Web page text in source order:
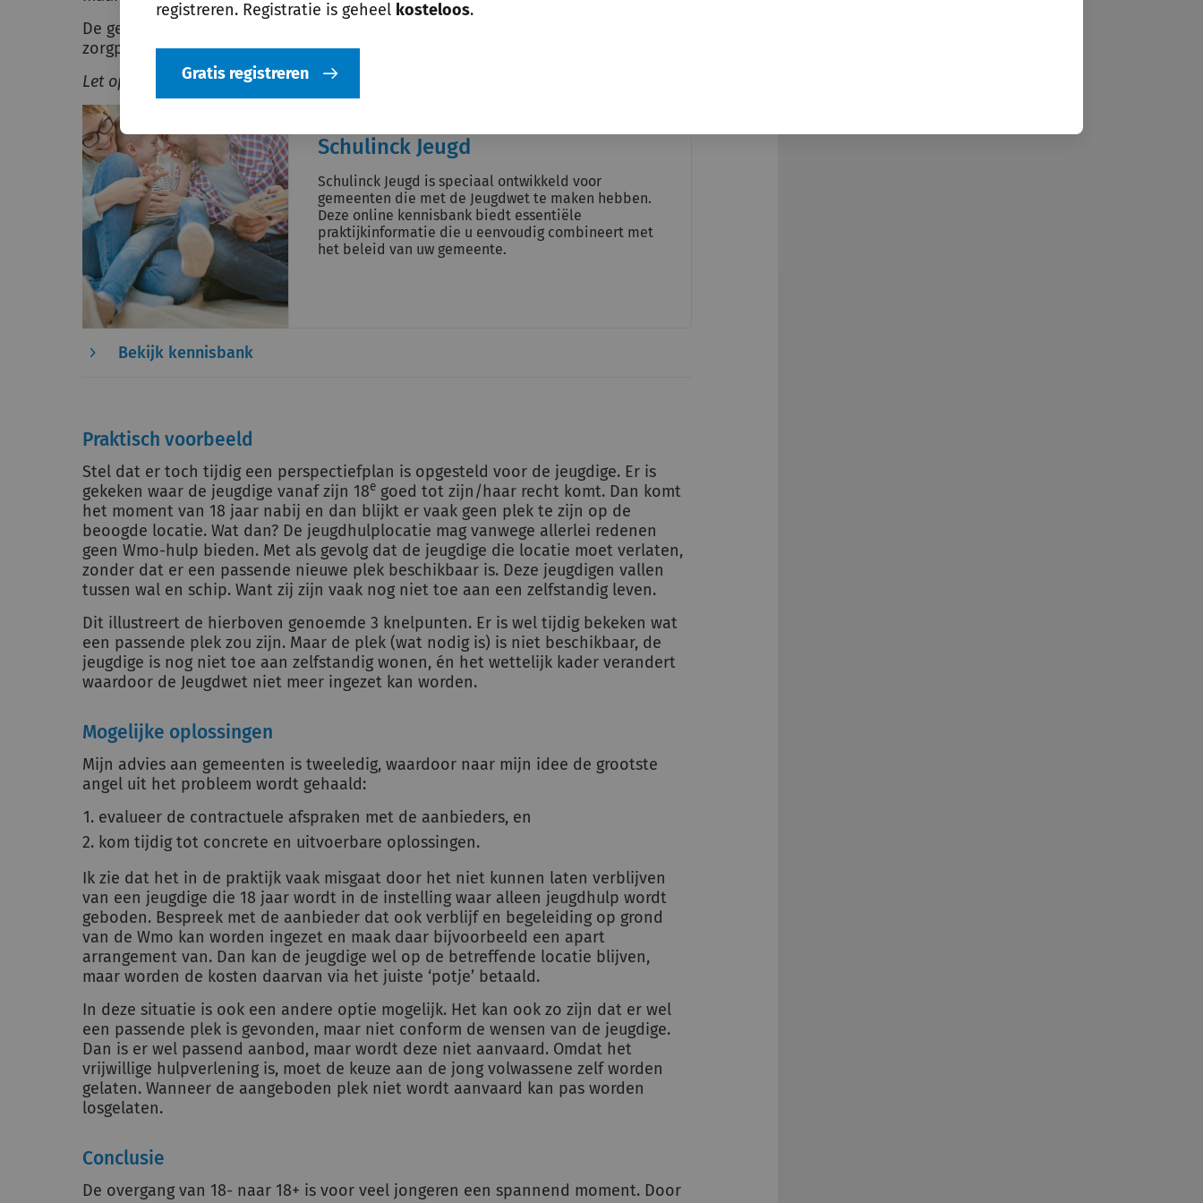
registreren. Registratie is geheel kosteloos.
Gratis registreren
De gemeente moet hier iets mee. Want vanuit het maatschappelijk belang en de
zorgplicht die een gemeente heeft, is loslaten zonder goed vervolg geen optie.
Let op: tekst loopt door onder afbeelding.
Schulinck Jeugd
Schulinck Jeugd is speciaal ontwikkeld voor
gemeenten die met de Jeugdwet te maken hebben.
Deze online kennisbank biedt essentiële
praktijkinformatie die u eenvoudig combineert met
het beleid van uw gemeente.
Bekijk kennisbank
Praktisch voorbeeld
Stel dat er toch tijdig een perspectiefplan is opgesteld voor de jeugdige. Er is
gekeken waar de jeugdige vanaf zijn 18e goed tot zijn/haar recht komt. Dan komt
het moment van 18 jaar nabij en dan blijkt er vaak geen plek te zijn op de
beoogde locatie. Wat dan? De jeugdhulplocatie mag vanwege allerlei redenen
geen Wmo-hulp bieden. Met als gevolg dat de jeugdige die locatie moet verlaten,
zonder dat er een passende nieuwe plek beschikbaar is. Deze jeugdigen vallen
tussen wal en schip. Want zij zijn vaak nog niet toe aan een zelfstandig leven.
Dit illustreert de hierboven genoemde 3 knelpunten. Er is wel tijdig bekeken wat
een passende plek zou zijn. Maar de plek (wat nodig is) is niet beschikbaar, de
jeugdige is nog niet toe aan zelfstandig wonen, én het wettelijk kader verandert
waardoor de Jeugdwet niet meer ingezet kan worden.
Mogelijke oplossingen
Mijn advies aan gemeenten is tweeledig, waardoor naar mijn idee de grootste
angel uit het probleem wordt gehaald:
evalueer de contractuele afspraken met de aanbieders, en
kom tijdig tot concrete en uitvoerbare oplossingen.
Ik zie dat het in de praktijk vaak misgaat door het niet kunnen laten verblijven
van een jeugdige die 18 jaar wordt in de instelling waar alleen jeugdhulp wordt
geboden. Bespreek met de aanbieder dat ook verblijf en begeleiding op grond
van de Wmo kan worden ingezet en maak daar bijvoorbeeld een apart
arrangement van. Dan kan de jeugdige wel op de betreffende locatie blijven,
maar worden de kosten daarvan via het juiste ‘potje’ betaald.
In deze situatie is ook een andere optie mogelijk. Het kan ook zo zijn dat er wel
een passende plek is gevonden, maar niet conform de wensen van de jeugdige.
Dan is er wel passend aanbod, maar wordt deze niet aanvaard. Omdat het
vrijwillige hulpverlening is, moet de keuze aan de jong volwassene zelf worden
gelaten. Wanneer de aangeboden plek niet wordt aanvaard kan pas worden
losgelaten.
Conclusie
De overgang van 18- naar 18+ is voor veel jongeren een spannend moment. Door